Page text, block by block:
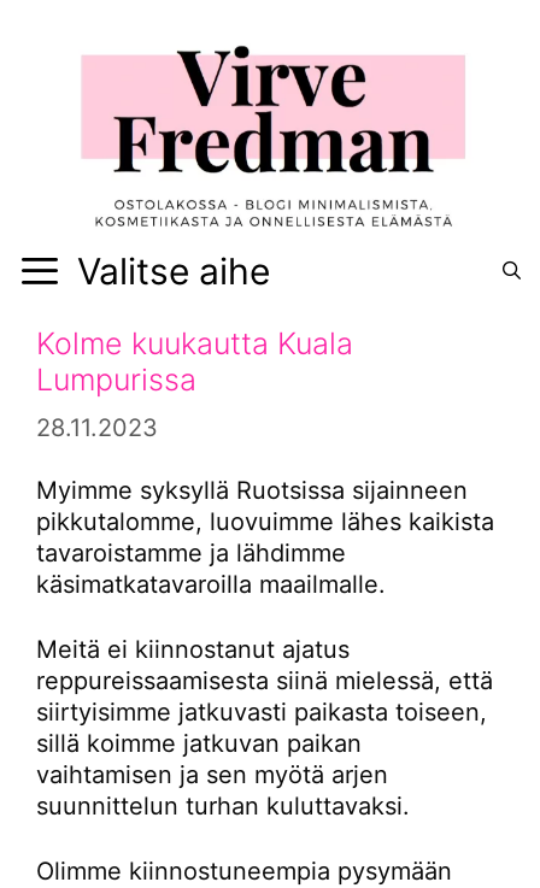
Valitse aihe
Kolme kuukautta Kuala
Lumpurissa
28.11.2023
Myimme syksyllä Ruotsissa sijainneen
pikkutalomme, luovuimme lähes kaikista
tavaroistamme ja lähdimme
käsimatkatavaroilla maailmalle.
Meitä ei kiinnostanut ajatus
reppureissaamisesta siinä mielessä, että
siirtyisimme jatkuvasti paikasta toiseen,
sillä koimme jatkuvan paikan
vaihtamisen ja sen myötä arjen
suunnittelun turhan kuluttavaksi.
Olimme kiinnostuneempia pysymään